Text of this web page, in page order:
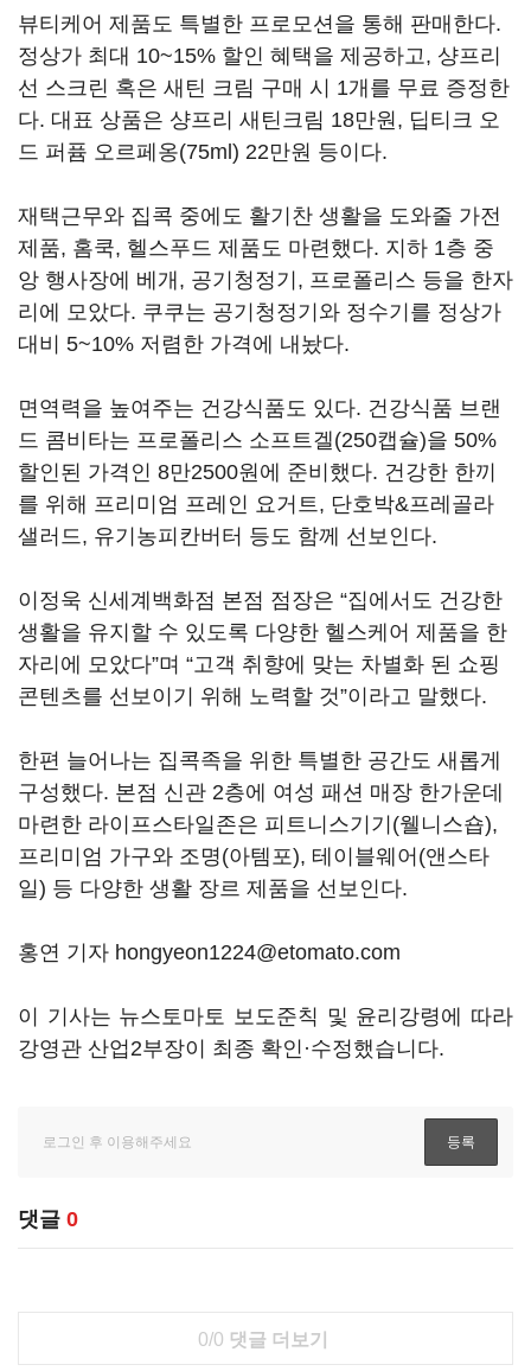
뷰티케어 제품도 특별한 프로모션을 통해 판매한다.
정상가 최대 10~15% 할인 혜택을 제공하고, 샹프리
선 스크린 혹은 새틴 크림 구매 시 1개를 무료 증정한
다. 대표 상품은 샹프리 새틴크림 18만원, 딥티크 오
드 퍼퓸 오르페옹(75ml) 22만원 등이다.
재택근무와 집콕 중에도 활기찬 생활을 도와줄 가전
제품, 홈쿡, 헬스푸드 제품도 마련했다. 지하 1층 중
앙 행사장에 베개, 공기청정기, 프로폴리스 등을 한자
리에 모았다. 쿠쿠는 공기청정기와 정수기를 정상가
대비 5~10% 저렴한 가격에 내놨다.
면역력을 높여주는 건강식품도 있다. 건강식품 브랜
드 콤비타는 프로폴리스 소프트겔(250캡슐)을 50%
할인된 가격인 8만2500원에 준비했다. 건강한 한끼
를 위해 프리미엄 프레인 요거트, 단호박&프레골라
샐러드, 유기농피칸버터 등도 함께 선보인다.
이정욱 신세계백화점 본점 점장은 “집에서도 건강한
생활을 유지할 수 있도록 다양한 헬스케어 제품을 한
자리에 모았다”며 “고객 취향에 맞는 차별화 된 쇼핑
콘텐츠를 선보이기 위해 노력할 것”이라고 말했다.
한편 늘어나는 집콕족을 위한 특별한 공간도 새롭게
구성했다. 본점 신관 2층에 여성 패션 매장 한가운데
마련한 라이프스타일존은 피트니스기기(웰니스숍),
프리미엄 가구와 조명(아템포), 테이블웨어(앤스타
일) 등 다양한 생활 장르 제품을 선보인다.
홍연 기자 hongyeon1224@etomato.com
이 기사는 뉴스토마토 보도준칙 및 윤리강령에 따라
강영관 산업2부장이 최종 확인·수정했습니다.
댓글 0
0/0 댓글 더보기